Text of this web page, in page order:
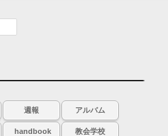
週報 アルバム
handbook 教会学校